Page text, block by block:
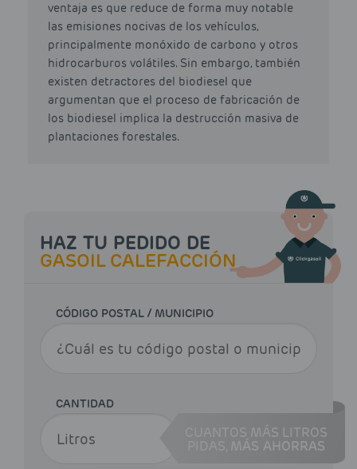
ventaja es que reduce de forma muy notable
las emisiones nocivas de los vehículos,
principalmente monóxido de carbono y otros
hidrocarburos volátiles. Sin embargo, también
existen detractores del biodiesel que
argumentan que el proceso de fabricación de
los biodiesel implica la destrucción masiva de
plantaciones forestales.
HAZ TU PEDIDO DE
GASOIL CALEFACCIÓN
CÓDIGO POSTAL / MUNICIPIO
CANTIDAD
CUANTOS MÁS LITROS
MÁS AHORRAS